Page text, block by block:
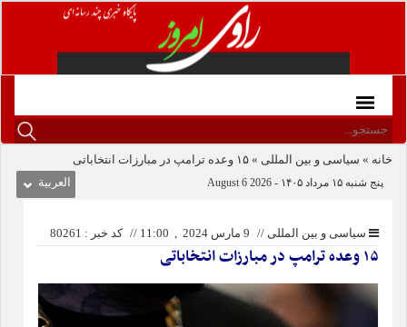
خانه » سیاسی و بین المللی » ۱۵ وعده ترامپ در مبارزات انتخاباتی
پنج شنبه ۱۵ مرداد ۱۴۰۵ - 2026 6 August
العربیة
سیاسی و بین المللی // 9 مارس 2024 , 11:00 // کد خبر : 80261
۱۵ وعده ترامپ در مبارزات انتخاباتی